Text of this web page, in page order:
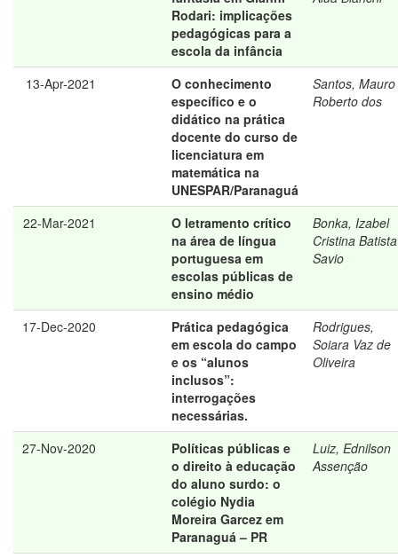
Rodari: implicações
pedagógicas para a
escola da infância
13-Apr-2021
O conhecimento
específico e o
didático na prática
docente do curso de
licenciatura em
matemática na
UNESPAR/Paranaguá
Santos, Mauro
Roberto dos
22-Mar-2021
O letramento crítico
na área de língua
portuguesa em
escolas públicas de
ensino médio
Bonka, Izabel
Cristina Batista
Savio
17-Dec-2020
Prática pedagógica
em escola do campo
e os “alunos
inclusos”:
interrogações
necessárias.
Rodrigues,
Soiara Vaz de
Oliveira
27-Nov-2020
Políticas públicas e
o direito à educação
do aluno surdo: o
colégio Nydia
Moreira Garcez em
Paranaguá – PR
Luiz, Ednilson
Assenção